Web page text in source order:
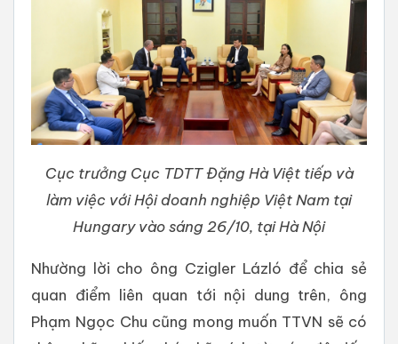
Cục trưởng Cục TDTT Đặng Hà Việt tiếp và
làm việc với Hội doanh nghiệp Việt Nam tại
Hungary vào sáng 26/10, tại Hà Nội
Nhường lời cho ông Czigler Lázló để chia sẻ
quan điểm liên quan tới nội dung trên, ông
Phạm Ngọc Chu cũng mong muốn TTVN sẽ có